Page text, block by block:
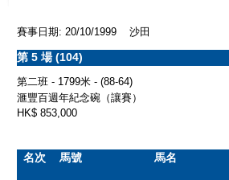
賽事日期: 20/10/1999 沙田
第 5 場 (104)
第二班 - 1799米 - (88-64)
滙豐百週年紀念碗（讓賽）
HK$ 853,000
名次 馬號 馬名